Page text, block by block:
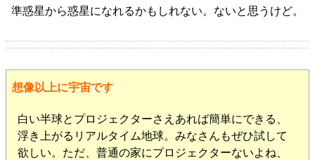
準惑星から惑星になれるかもしれない。ないと思うけど。
想像以上に宇宙です
白い半球とプロジェクターさえあれば簡単にできる、
浮き上がるリアルタイム地球。みなさんもぜひ試して
欲しい。ただ、普通の家にプロジェクターないよね、